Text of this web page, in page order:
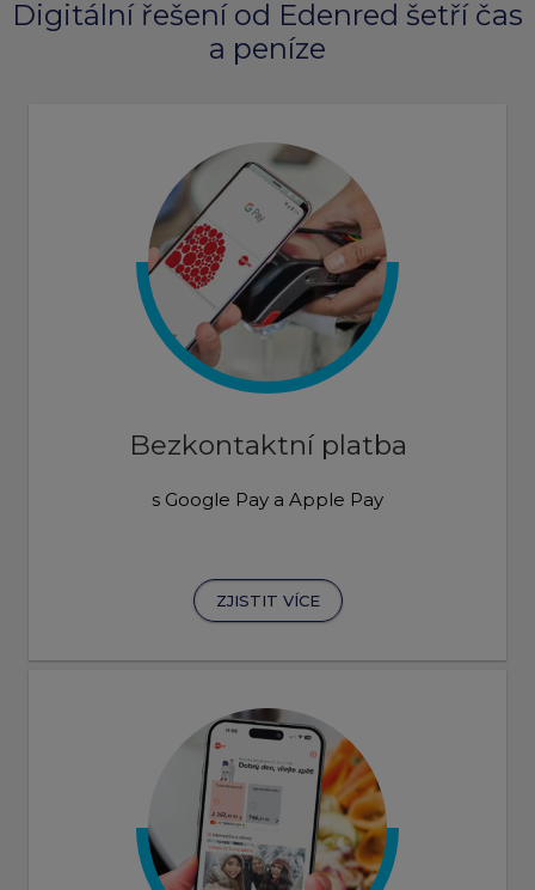
Digitální řešení od Edenred šetří čas
a peníze
Bezkontaktní platba
s Google Pay a Apple Pay
ZJISTIT VÍCE